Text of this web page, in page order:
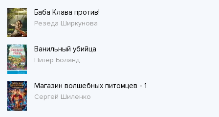
Баба Клава против!
Резеда Ширкунова
Ванильный убийца
Питер Боланд
Магазин волшебных питомцев - 1
Сергей Шиленко